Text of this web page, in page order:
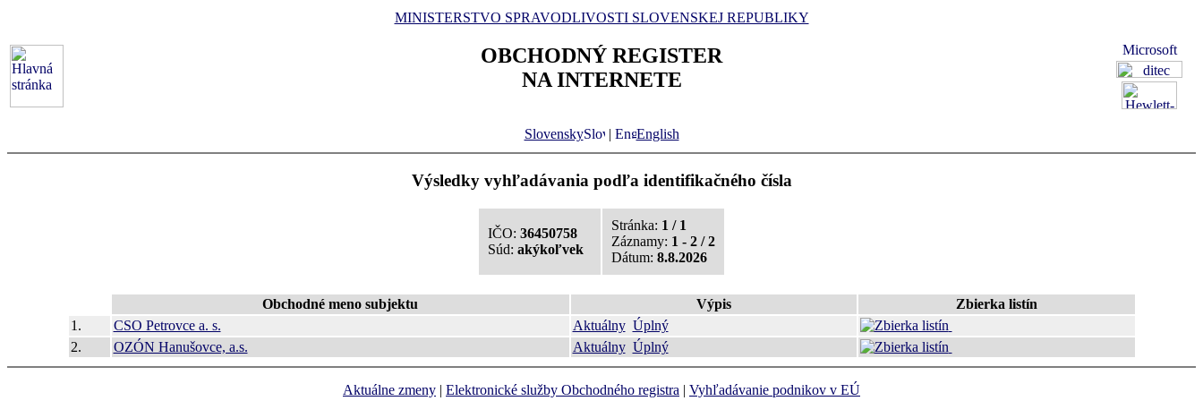
MINISTERSTVO SPRAVODLIVOSTI SLOVENSKEJ REPUBLIKY
OBCHODNÝ REGISTER
NA INTERNETE
Slovensky | English
Výsledky vyhľadávania podľa identifikačného čísla
IČO: 36450758
Súd: akýkoľvek
Stránka: 1 / 1
Záznamy: 1 - 2 / 2
Dátum: 8.8.2026
Obchodné meno subjektu Výpis
Zbierka listín
1.
CSO Petrovce a. s. Aktuálny Úplný
2.
OZÓN Hanušovce, a.s. Aktuálny Úplný
Aktuálne zmeny | Elektronické služby Obchodného registra | Vyhľadávanie podnikov v EÚ